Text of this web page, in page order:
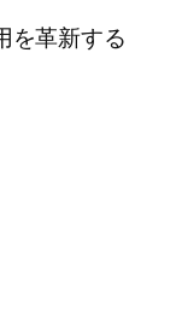
を革新する